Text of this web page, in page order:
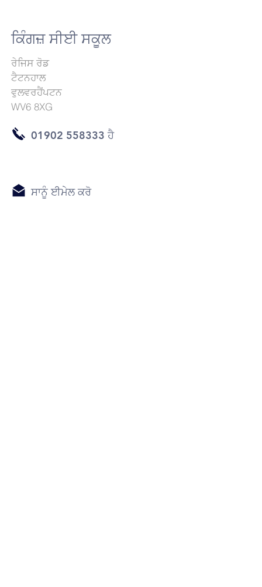
ਕਿੰਗਜ਼ ਸੀਈ ਸਕੂਲ
ਰੇਜਿਸ ਰੋਡ
ਟੈਟਨਹਾਲ
ਵੁਲਵਰਹੈਂਪਟਨ
WV6 8XG
01902 558333 ਹੈ
ਸਾਨੂੰ ਈਮੇਲ ਕਰੋ